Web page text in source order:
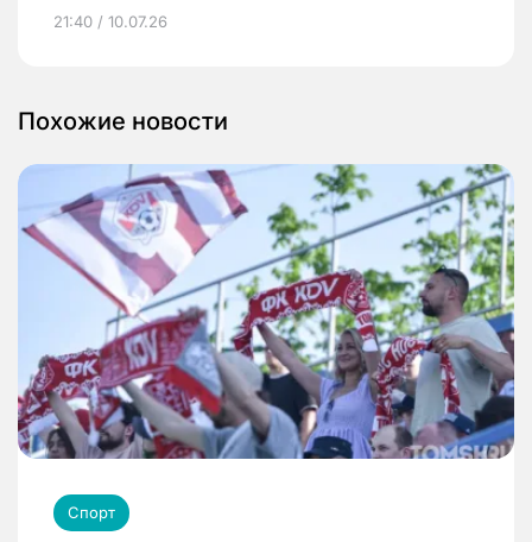
21:40 / 10.07.26
Похожие новости
Спорт